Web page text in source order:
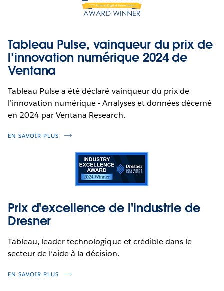
Tableau Pulse, vainqueur du prix de
l’innovation numérique 2024 de
Ventana
Tableau Pulse a été déclaré vainqueur du prix de
l’innovation numérique - Analyses et données décerné
en 2024 par Ventana Research.
EN SAVOIR PLUS
Prix ​d'excellence de l'industrie de
Dresner
Tableau, leader technologique et crédible dans le
secteur de l’aide à la décision.
EN SAVOIR PLUS